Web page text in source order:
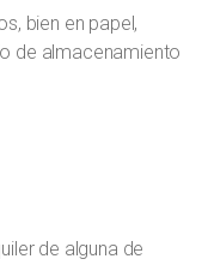
bien en papel,
de almacenamiento
de alguna de